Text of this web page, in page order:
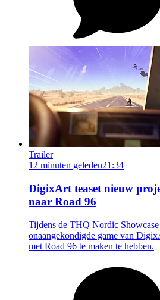
Trailer
12 minuten geleden21:34
DigixArt teaset nieuw
naar Road 96
Tijdens de THQ Nordic
onaangekondigde game van
met Road 96 te maken te hebben.